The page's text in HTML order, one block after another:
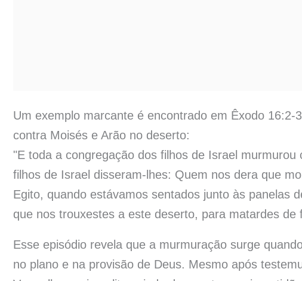
Um exemplo marcante é encontrado em Êxodo
contra Moisés e Arão no deserto:
"E toda a congregação dos filhos de Israel
filhos de Israel disseram-lhes: Quem nos dera que
Egito, quando estávamos sentados junto às panelas
que nos trouxestes a este deserto, para matardes de
Esse episódio revela que a murmuração surge
no plano e na provisão de Deus. Mesmo após